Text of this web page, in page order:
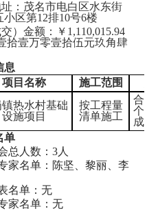
目
： 茂名市电白区水东街
小区第12排10号6楼
）金额： ￥ 1,110,015.94
拾壹万零壹拾伍元玖角肆
息
项目名称 施工范围
镇热水村基础
设施项目
按工程量
清单施工
合
个
成
单
总人数： 3人
家名单： 陈坚
黎丽、李
名单： 无
家名单： 无